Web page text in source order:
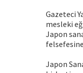
Gazeteci
mesleki
Japon
Japon